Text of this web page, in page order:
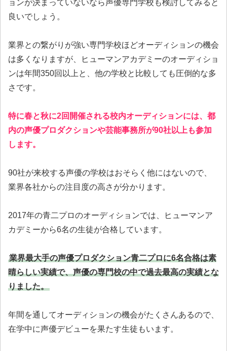
ョンが決まっていないなら声優専門学校も検討してみると
良いでしょう。
業界との繋がりが強い専門学校ほどオーディションの機会
は多くなりますが、ヒューマンアカデミーのオーディショ
ンは年間350回以上と、他の学校と比較しても圧倒的な多
さです。
特に春と秋に2回開催される校内オーディションには、都
内の声優プロダクションや芸能事務所が90社以上も参加
します。
90社が来校する声優の学校はおそらく他にはないので、
業界各社からの注目度の高さが分かります。
2017年の青二プロのオーディションでは、ヒューマンア
カデミーから6名の生徒が合格しています。
業界最大手の声優プロダクション青二プロに6名合格は素
晴らしい実績で、声優の専門校の中で過去最高の実績とな
りました。
年間を通してオーディションの機会がたくさんあるので、
在学中に声優デビューを果たす生徒もいます。